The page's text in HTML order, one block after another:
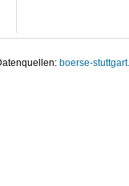
boerse-